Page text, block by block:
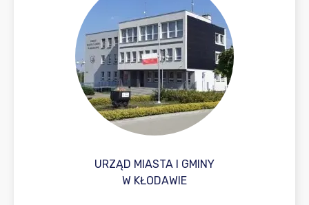
URZĄD MIASTA I GMINY
W KŁODAWIE